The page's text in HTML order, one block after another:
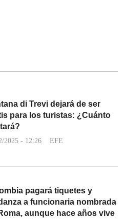
di Trevi dejará de ser
para los turistas: ¿Cuánto
2025 - 12:26 EFE
pagará tiquetes y
a funcionaria nombrada
aunque hace años vive